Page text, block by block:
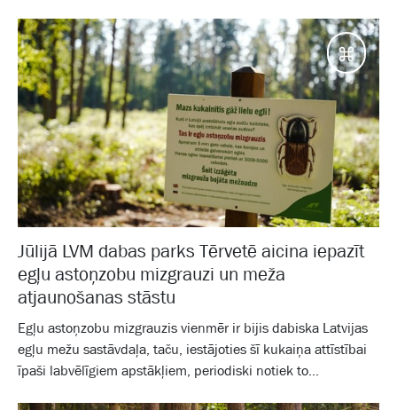
Jūlijā LVM dabas parks Tērvetē aicina iepazīt
egļu astoņzobu mizgrauzi un meža
atjaunošanas stāstu
Egļu astoņzobu mizgrauzis vienmēr ir bijis dabiska Latvijas
egļu mežu sastāvdaļa, taču, iestājoties šī kukaiņa attīstībai
īpaši labvēlīgiem apstākļiem, periodiski notiek to...